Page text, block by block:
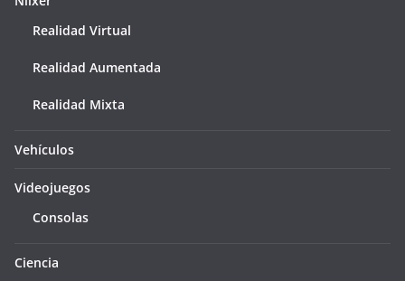
Realidad Virtual
Realidad Aumentada
Realidad Mixta
Vehículos
Videojuegos
Consolas
Ciencia